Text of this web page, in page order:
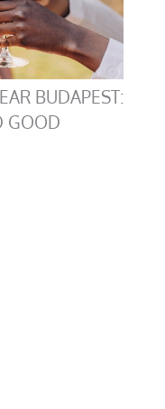
BUDAPEST:
GOOD